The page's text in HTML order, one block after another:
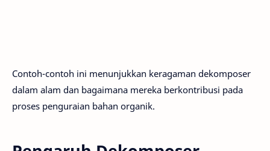
Contoh-contoh ini menunjukkan keragaman dekomposer
dalam alam dan bagaimana mereka berkontribusi pada
proses penguraian bahan organik.